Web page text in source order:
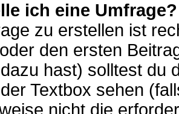
ich eine Umfrage?
zu erstellen ist
den ersten
hast) solltest du
Textbox sehen
nicht die